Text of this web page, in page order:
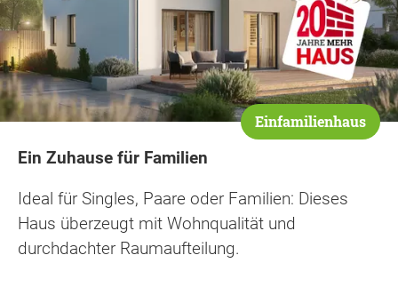
Einfamilienhaus
Ein Zuhause für Familien
Ideal für Singles, Paare oder Familien: Dieses
Haus überzeugt mit Wohnqualität und
durchdachter Raumaufteilung.